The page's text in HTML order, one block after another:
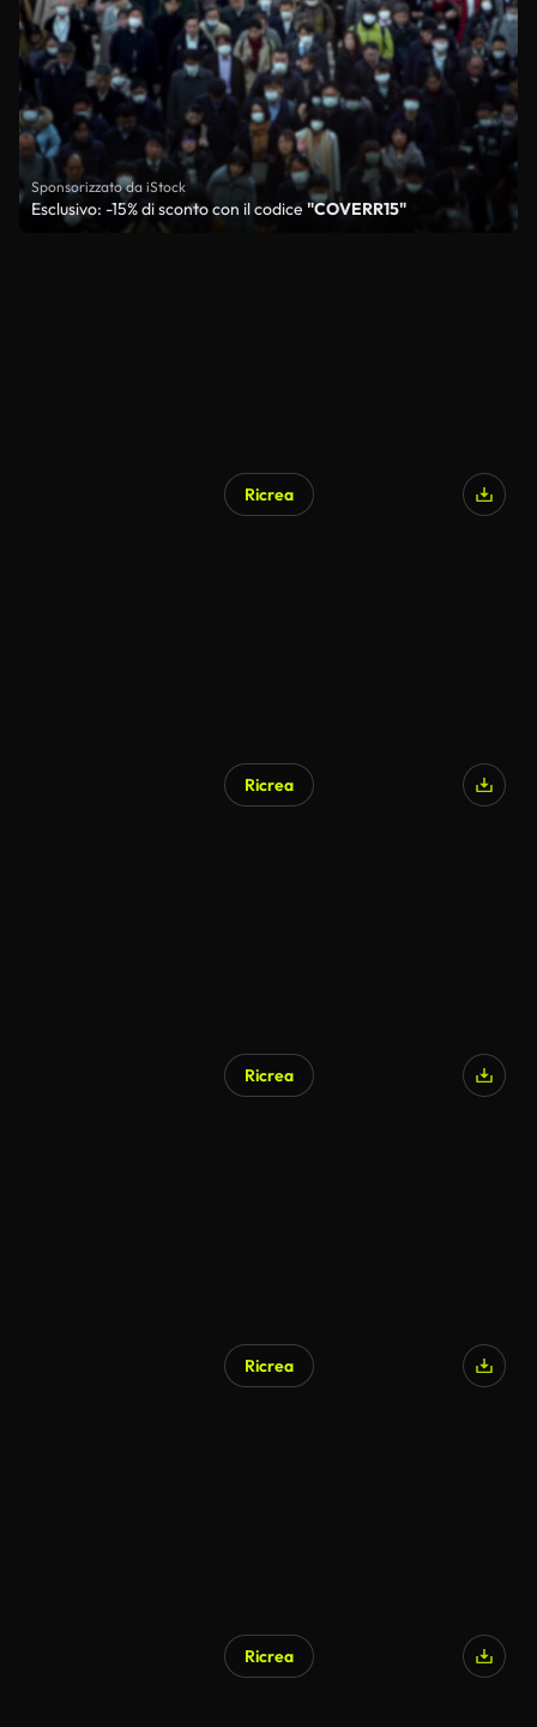
Sponsorizzato da iStock
Esclusivo: -15% di sconto con il codice "COVERR15"
Ricrea
Ricrea
Ricrea
Ricrea
Ricrea